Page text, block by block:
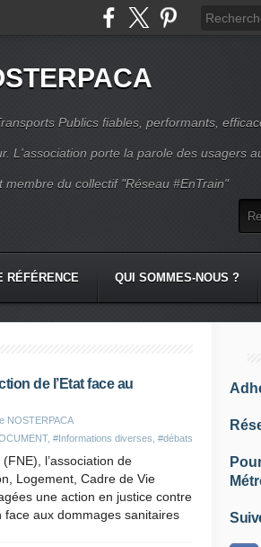
Publics fiables, performants,
L'association porte la parole des usagers
membre du collectif "Réseau #EnTrain"
RÉFÉRENCE QUI SOMMES-NOUS ?
de l’Etat face au
NOSTERPACA
, #Informations diverses #débats
l’association de
Logement, Cadre de Vie
une action en justice contre
face aux dommages sanitaires